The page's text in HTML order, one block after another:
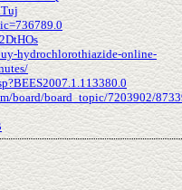
hydrochlorothiazide-online-
board/board_topic/7203902/